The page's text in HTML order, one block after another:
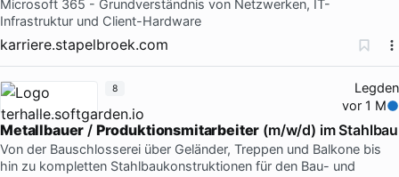
Microsoft 365 - Grundverständnis von Netzwerken, IT-
Infrastruktur und Client-Hardware
karriere.stapelbroek.com
Legden
vor 1 M
Metallbauer / Produktionsmitarbeiter (m/w/d) im Stahlbau
Von der Bauschlosserei über Geländer, Treppen und Balkone bis
hin zu kompletten Stahlbaukonstruktionen für den Bau- und
8